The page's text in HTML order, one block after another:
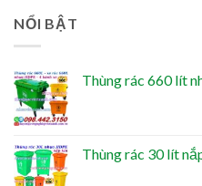
NỔI BẬT
Thùng rác 660 lít
Thùng rác 30 lít